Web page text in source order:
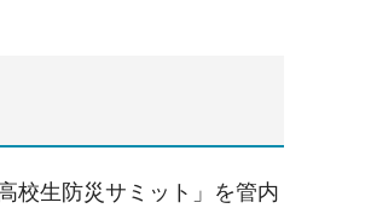
校生防災サミット」を管内